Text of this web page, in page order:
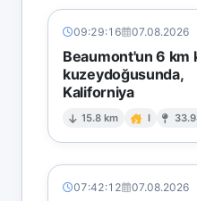
09:29:16 07.08.2026
Beaumont'un 6 km
kuzeydoğusunda,
Kaliforniya
15.8 km I
07:42:12 07.08.2026